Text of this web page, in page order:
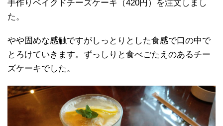
手作りベイクドチーズケーキ（420円）を注文しまし
た。
やや固めな感触ですがしっとりとした食感で口の中で
とろけていきます。ずっしりと食べごたえのあるチー
ズケーキでした。